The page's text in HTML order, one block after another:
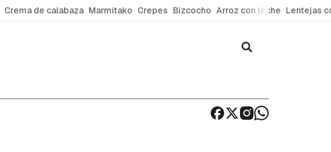
Crema de calabaza Marmitako Crepes Bizcocho Arroz con leche Lentejas